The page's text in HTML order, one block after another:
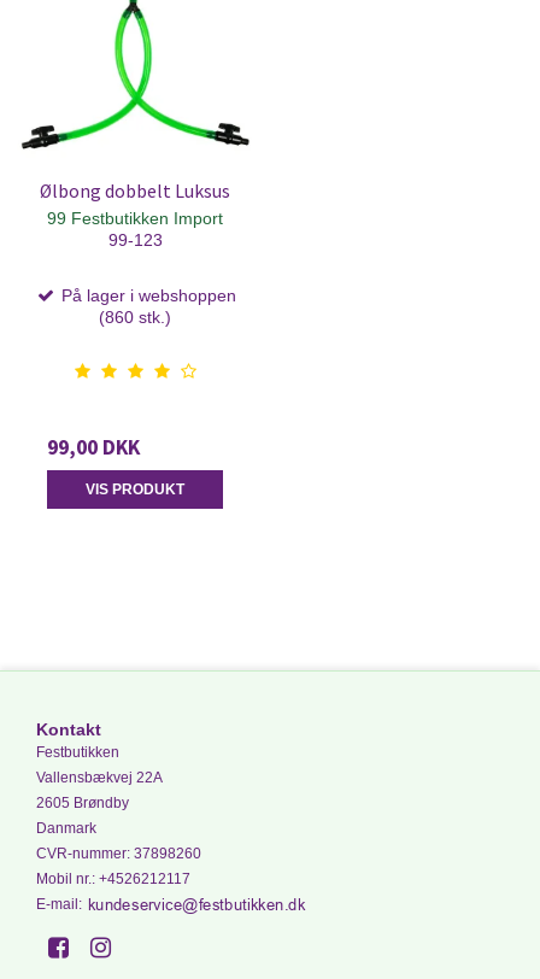
Ølbong dobbelt Luksus
99 Festbutikken Import
99-123
På lager i webshoppen
(860 stk.)
99,00 DKK
VIS PRODUKT
Kontakt
Festbutikken
Vallensbækvej 22A
2605 Brøndby
Danmark
CVR-nummer: 37898260
Mobil nr.: +4526212117
E-mail :